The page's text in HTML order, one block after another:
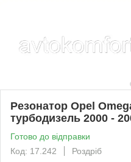
Резонатор Opel
турбодизель 2000 -
Готово до відправки
Код: 17.242
Роздріб